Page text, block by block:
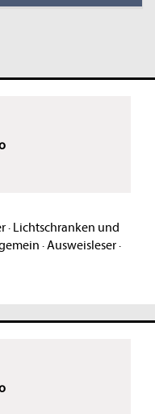
· Lichtschranken und
·Ausweisleser·